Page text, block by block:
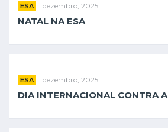
ESA dezembro, 2025
NATAL NA ESA
ESA dezembro, 2025
DIA INTERNACIONAL CONTRA